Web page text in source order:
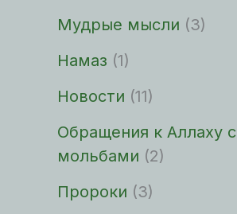
Мудрые мысли (3)
Намаз (1)
Новости (11)
Обращения к Аллаху с
мольбами (2)
Пророки (3)